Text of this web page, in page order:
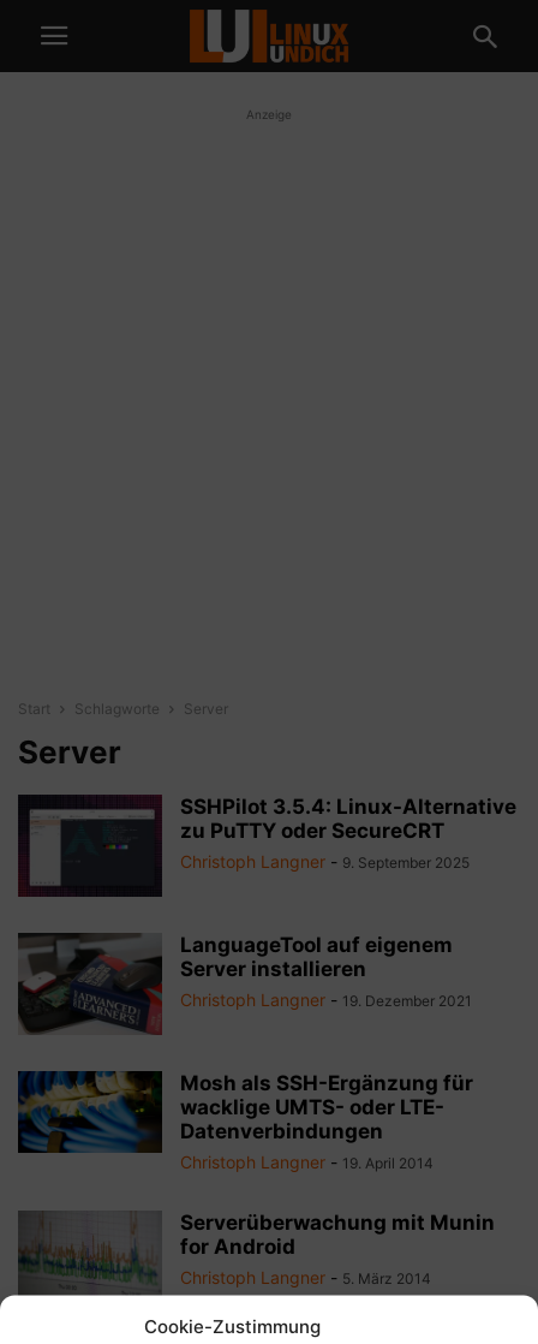
Cookie-Zustimmung
Anzeige
Start Schlagworte Server
Server
SSHPilot 3.5.4: Linux-Alternative
zu PuTTY oder SecureCRT
Christoph Langner - 9. September 2025
LanguageTool auf eigenem
Server installieren
Christoph Langner - 19. Dezember 2021
Mosh als SSH-Ergänzung für
wacklige UMTS- oder LTE-
Datenverbindungen
Christoph Langner - 19. April 2014
Serverüberwachung mit Munin
for Android
Christoph Langner - 5. März 2014